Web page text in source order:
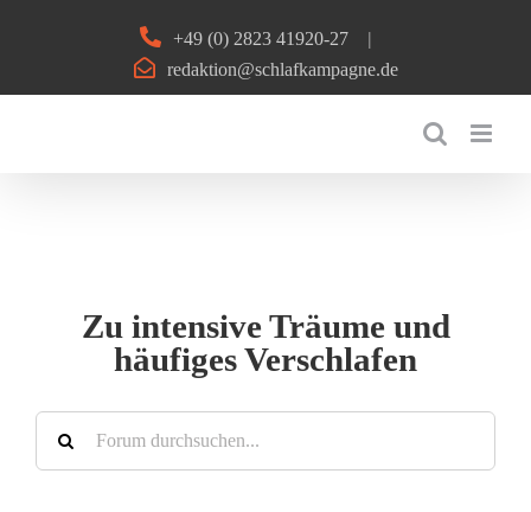
+49 (0) 2823 41920-27
|
redaktion@schlafkampagne.de
Zu intensive Träume und
häufiges Verschlafen